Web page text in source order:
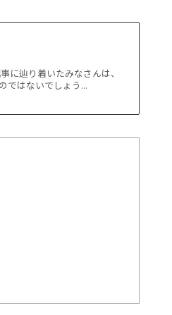
に辿り着いたみなさんは、
ではないでしょう...